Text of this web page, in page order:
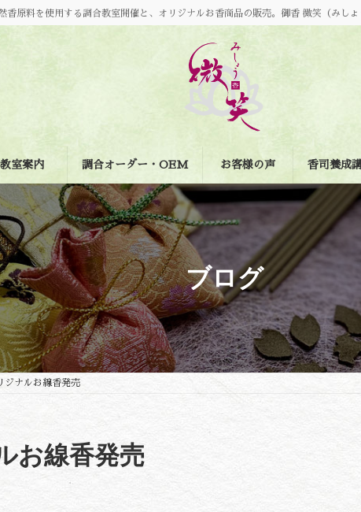
香原料を使用する調合教室開催と、オリジナルお香商品の販売。御香 微笑（みし
教室案内 調合オーダー・OEM お客様の声 香司養成
ブログ
ジナルお線香発売
お線香発売